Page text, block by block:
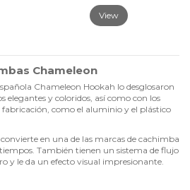
View
Chameleon
Chameleon Hookah lo desglosaron
elegantes y coloridos, así como con los
como el aluminio y el plástico
en una de las marcas de cachimba
También tienen un sistema de flujo
y le da un efecto visual impresionante.